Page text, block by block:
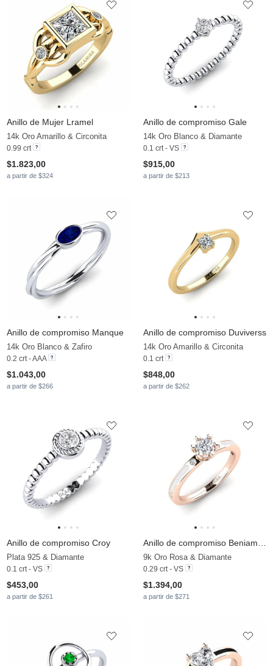
Anillo de Mujer Lramel
14k Oro Amarillo & Circonita
0.99 crt
$1.823,00
a partir de $324
Anillo de compromiso Gale
14k Oro Blanco & Diamante
0.1 crt - VS
$915,00
a partir de $213
Anillo de compromiso Manque
14k Oro Blanco & Zafiro
0.2 crt - AAA
$1.043,00
a partir de $266
Anillo de compromiso Duviverss
14k Oro Amarillo & Circonita
0.1 crt
$848,00
a partir de $262
Anillo de compromiso Croy
Plata 925 & Diamante
0.1 crt - VS
$453,00
a partir de $261
9k Oro Rosa & Diamante
0.29 crt - VS
$1.394,00
a partir de $271